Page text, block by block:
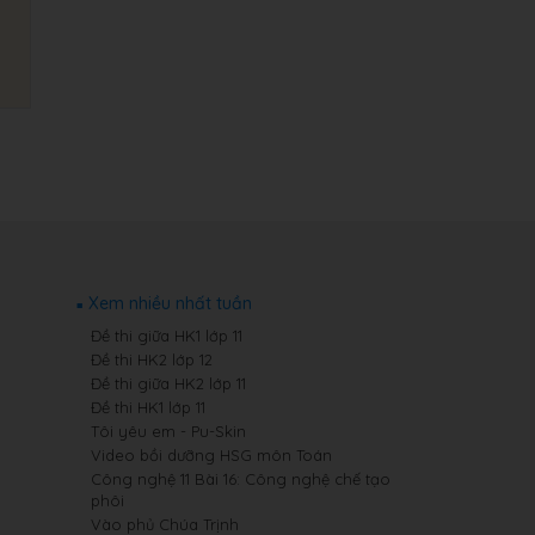
Xem nhiều nhất tuần
Đề thi giữa HK1 lớp 11
Đề thi HK2 lớp 12
Đề thi giữa HK2 lớp 11
Đề thi HK1 lớp 11
Tôi yêu em - Pu-Skin
Video bồi dưỡng HSG môn Toán
Công nghệ 11 Bài 16: Công nghệ chế tạo
phôi
Vào phủ Chúa Trịnh